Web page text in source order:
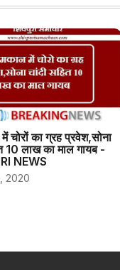
चोरों का ग्रह प्रवेश,सोना
10 लाख का माल गायब -
NEWS
2020